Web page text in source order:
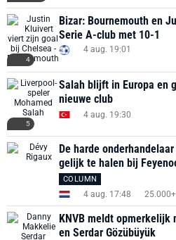
4
Bizar: Bournemouth en
Serie A-club met 10-1
4 aug. 19:01
5
Salah blijft in Europa en
nieuwe club
4 aug. 19:30
De harde
gelijk te halen bij
COLUMN
4 aug. 17:48 25.000+
KNVB meldt opmerkelijk
en Serdar Gözübüyük